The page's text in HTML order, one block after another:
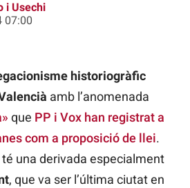
i Usechi
07:00
historiogràfic
amb l’anomenada
que PP i Vox han registrat a
com a proposició de llei.
una derivada especialment
, que va ser l’última ciutat en